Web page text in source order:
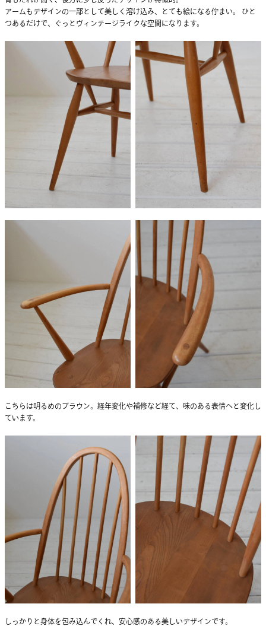
アームもデザインの一部として美しく溶け込み、とても絵になる佇まい。 ひと
つあるだけで、ぐっとヴィンテージライクな空間になります。
こちらは明るめのブラウン。経年変化や補修など経て、味のある表情へと変化し
ています。
しっかりと身体を包み込んでくれ、安心感のある美しいデザインです。